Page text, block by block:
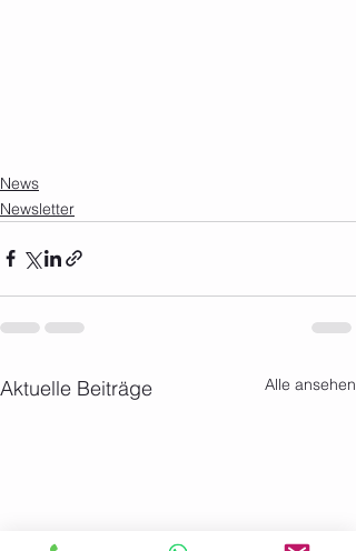
News
Newsletter
Aktuelle Beiträge Alle ansehen